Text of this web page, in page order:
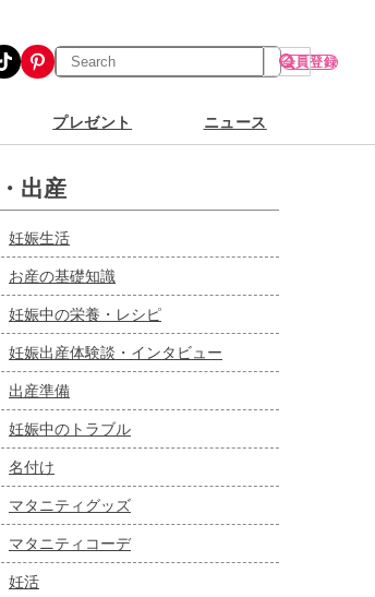
TikTok Pinterest
検
索
会員登録
プレゼント ニュース
出産
妊娠生活
お産の基礎知識
妊娠中の栄養・レシピ
妊娠出産体験談・インタビュー
出産準備
妊娠中のトラブル
名付け
マタニティグッズ
マタニティコーデ
妊活